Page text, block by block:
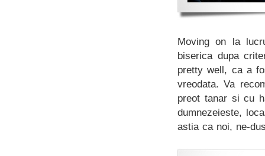
Moving on la
biserica dupa
pretty well, ca a
vreodata. Va
preot tanar si cu
dumnezeieste,
astia ca noi, ne-